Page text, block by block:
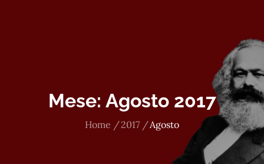
Mese: Agosto 2017
Home 2017 Agosto